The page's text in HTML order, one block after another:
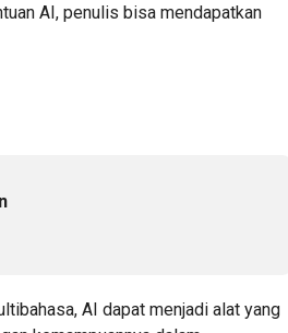
AI, penulis bisa mendapatkan
AI dapat menjadi alat yang